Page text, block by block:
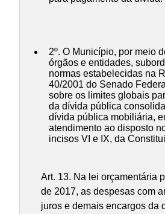
2º. O Município, por meio
órgãos e entidades,
normas estabelecidas na
40/2001 do Senado
sobre os limites globais
da dívida pública
dívida pública mobiliária,
atendimento ao disposto
incisos VI e IX, da
Art. 13. Na lei orçamentária
de 2017, as despesas com
juros e demais encargos da